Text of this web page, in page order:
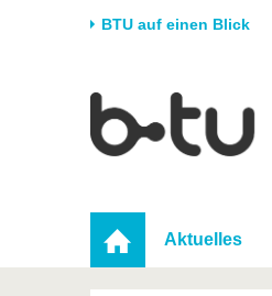
BTU auf einen Blick
Universität
Karriere & Engagement
Partnerschaften &
Strukturwandel
Aktuelles